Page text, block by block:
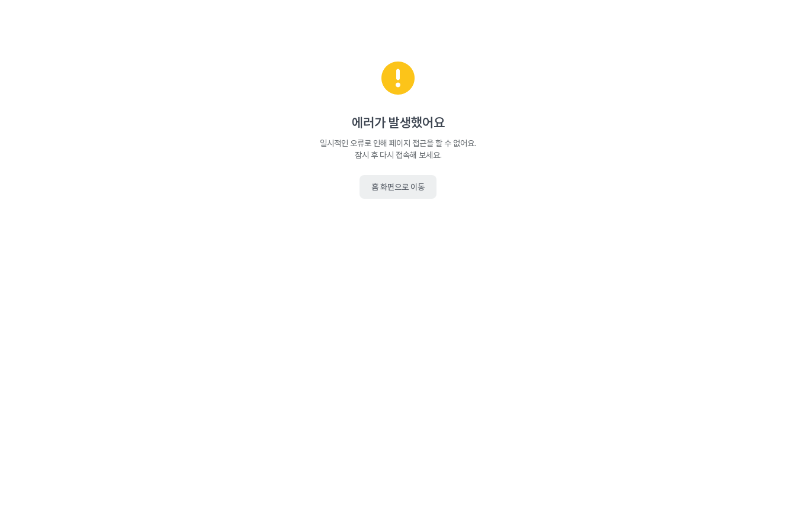
에러가 발생했어요
일시적인 오류로 인해 페이지 접근을 할 수 없어요.
잠시 후 다시 접속해 보세요.
홈 화면으로 이동